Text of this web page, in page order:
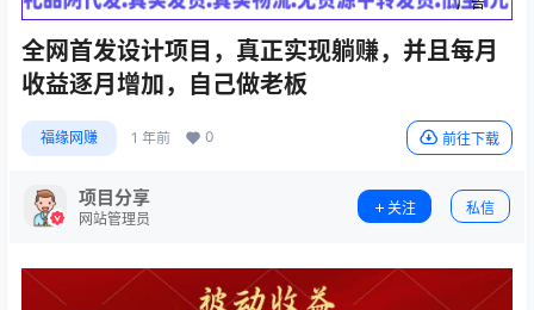
全网首发设计项目，真正实现躺赚，并且每月
收益逐月增加，自己做老板
福缘网赚 1 年前 0 前往下载
项目分享
网站管理员
关注 私信